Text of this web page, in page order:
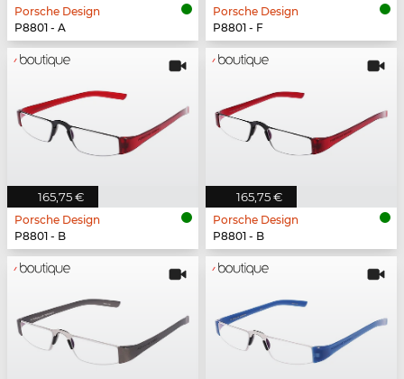
Porsche Design
P8801 - A
Porsche Design
P8801 - F
165,75 €
Porsche Design
P8801 - B
165,75 €
Porsche Design
P8801 - B